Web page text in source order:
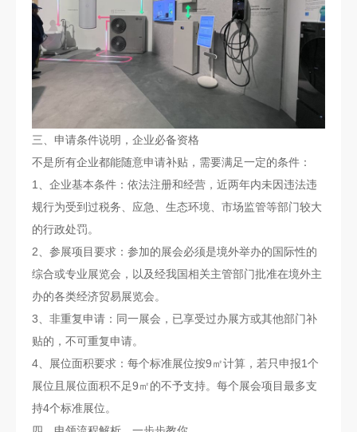
三、申请条件说明，企业必备资格
不是所有企业都能随意申请补贴，需要满足一定的条件：
1、企业基本条件：依法注册和经营，近两年内未因违法违
规行为受到过税务、应急、生态环境、市场监管等部门较大
的行政处罚。
2、参展项目要求：参加的展会必须是境外举办的国际性的
综合或专业展览会，以及经我国相关主管部门批准在境外主
办的各类经济贸易展览会。
3、非重复申请：同一展会，已享受过办展方或其他部门补
贴的，不可重复申请。
4、展位面积要求：每个标准展位按9㎡计算，若只申报1个
展位且展位面积不足9㎡的不予支持。每个展会项目最多支
持4个标准展位。